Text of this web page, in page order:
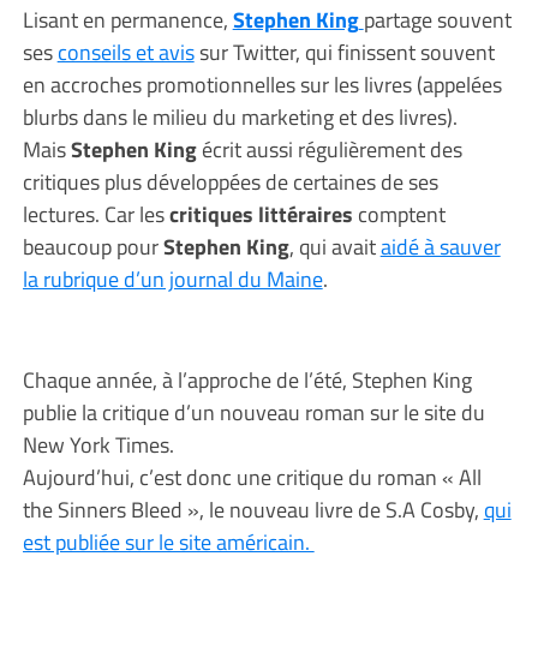
Lisant en permanence,Stephen Kingpartage souvent
sesconseils et avissur Twitter, qui finissent souvent
en accroches promotionnelles sur les livres (appelées
blurbs dans le milieu du marketing et des livres).
MaisStephen Kingécrit aussi régulièrement des
critiques plus développées de certaines de ses
lectures. Car lescritiques littéraires comptent
beaucoup pourStephen King, qui avaitaidé à sauver
la rubrique d’un journal du Maine.
Chaque année, à l’approche de l’été, Stephen King
publie la critique d’un nouveau roman sur le site du
New York Times.
Aujourd’hui, c’est donc une critique du roman « All
the Sinners Bleed », le nouveau livre de S.A Cosby, qui
est publiée sur le site américain.